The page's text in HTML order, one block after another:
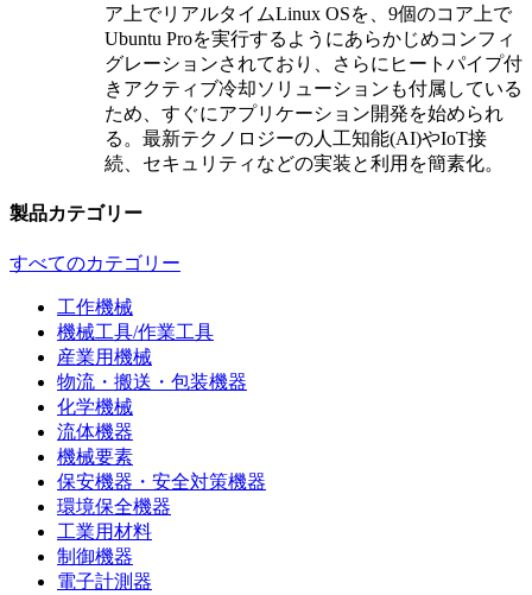
ア上でリアルタイムLinux OSを、9個のコア上で
Ubuntu Proを実行するようにあらかじめコンフィ
グレーションされており、さらにヒートパイプ付
きアクティブ冷却ソリューションも付属している
ため、すぐにアプリケーション開発を始められ
る。最新テクノロジーの人工知能(AI)やIoT接
続、セキュリティなどの実装と利用を簡素化。
製品カテゴリー
すべてのカテゴリー
工作機械
機械工具/作業工具
産業用機械
物流・搬送・包装機器
化学機械
流体機器
機械要素
保安機器・安全対策機器
環境保全機器
工業用材料
制御機器
電子計測器